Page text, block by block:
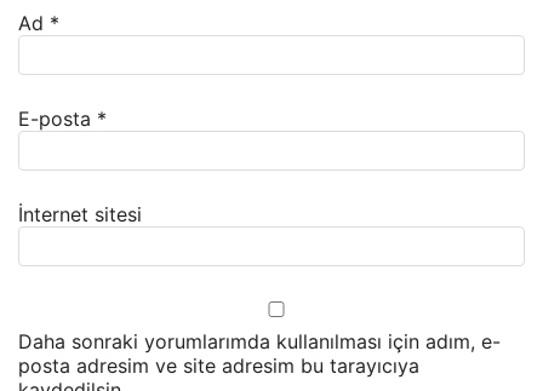
Ad *
E-posta *
İnternet sitesi
Daha sonraki yorumlarımda kullanılması için adım, e-
posta adresim ve site adresim bu tarayıcıya